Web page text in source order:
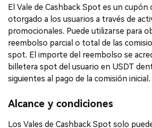
El Vale de Cashback Spot es un cupón
otorgado a los usuarios a través de
promocionales. Puede utilizarse para
reembolso parcial o total de las
spot. El importe del reembolso se
billetera spot del usuario en USDT
siguientes al pago de la comisión inicial.
Alcance y condiciones
Los Vales de Cashback Spot solo